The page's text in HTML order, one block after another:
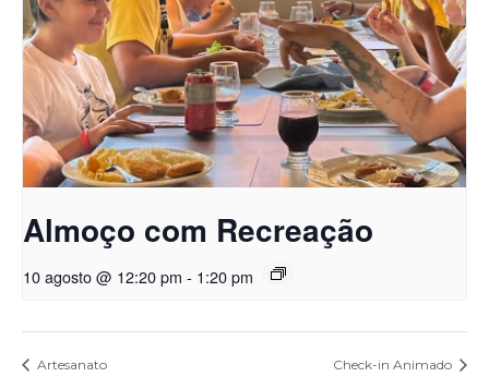
Almoço com Recreação
10 agosto @ 12:20 pm - 1:20 pm
Artesanato Check-in Animado